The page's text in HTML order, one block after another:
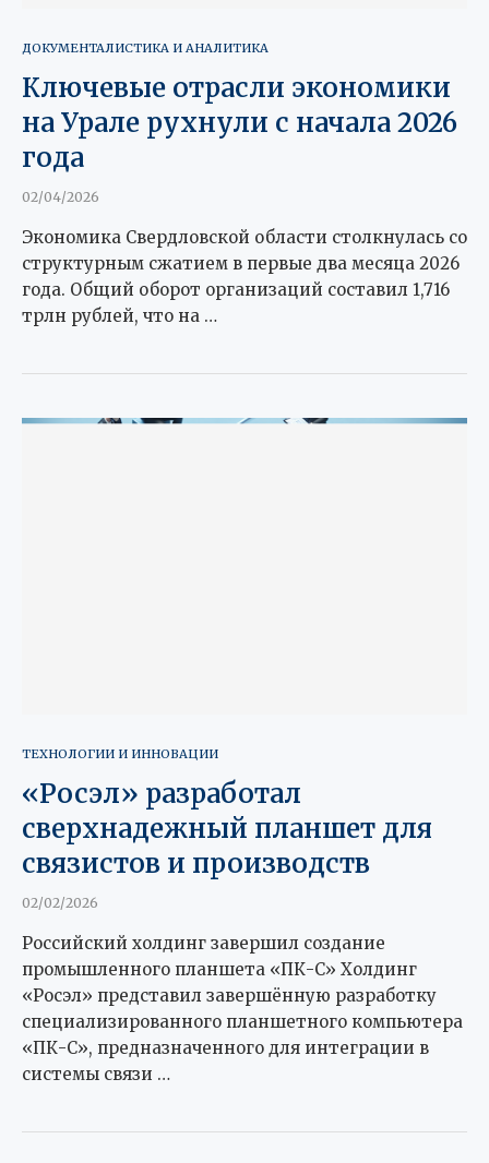
ДОКУМЕНТАЛИСТИКА И АНАЛИТИКА
Ключевые отрасли экономики
на Урале рухнули с начала 2026
года
02/04/2026
Экономика Свердловской области столкнулась со
структурным сжатием в первые два месяца 2026
года. Общий оборот организаций составил 1,716
трлн рублей, что на …
ТЕХНОЛОГИИ И ИННОВАЦИИ
«Росэл» разработал
сверхнадежный планшет для
связистов и производств
02/02/2026
Российский холдинг завершил создание
промышленного планшета «ПК-С» Холдинг
«Росэл» представил завершённую разработку
специализированного планшетного компьютера
«ПК-С», предназначенного для интеграции в
системы связи …